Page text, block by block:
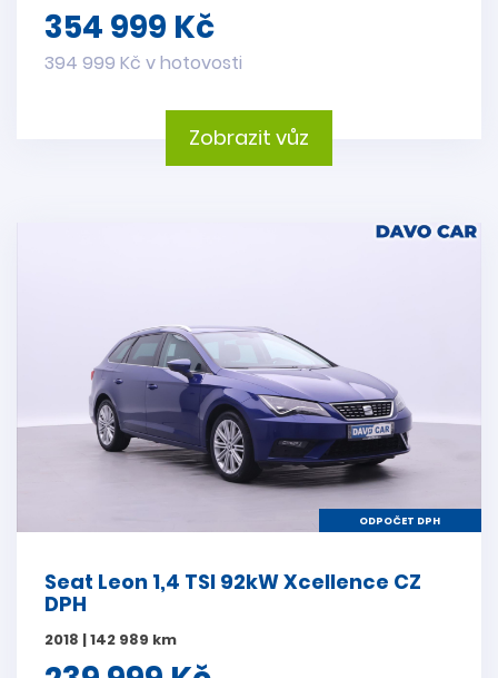
354 999 Kč
394 999 Kč v hotovosti
Zobrazit vůz
ODPOČET DPH
Seat Leon 1,4 TSI 92kW Xcellence CZ
DPH
2018 | 142 989 km